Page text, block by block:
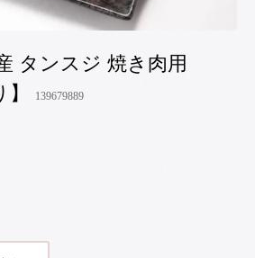
タンスジ 焼き肉用
】
139679889